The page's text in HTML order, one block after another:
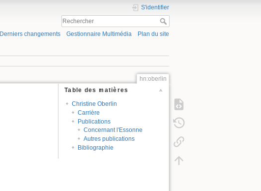
S'identifier
Derniers changements Gestionnaire Multimédia Plan du site
hn:oberlin
Table des matières
Christine Oberlin
Carrière
Publications
Concernant l'Essonne
Autres publications
Bibliographie